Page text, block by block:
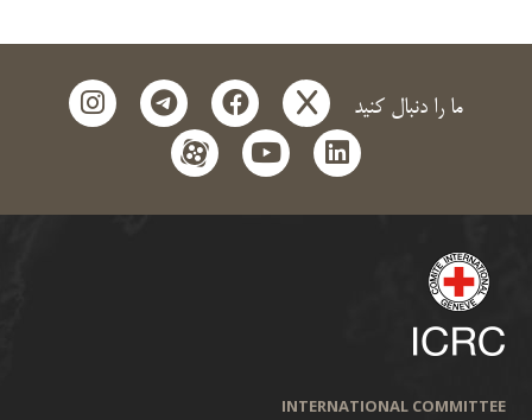
ما را دنبال کنید x
facebook
telegram
instagram
linkedin
youtube
aparat
INTERNATIONAL COMMITTEE